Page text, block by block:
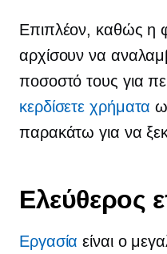
Επιπλέον, καθώς η
αρχίσουν να
ποσοστό τους για
κερδίσετε χρήματα
παρακάτω για να
Ελεύθερος
Εργασία είναι ο